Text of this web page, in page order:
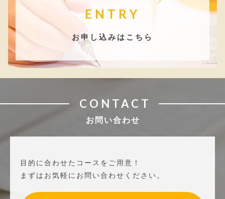
ENTRY
お申し込みはこちら
CONTACT
お問い合わせ
目的に合わせたコースをご用意！
まずはお気軽にお問い合わせください。